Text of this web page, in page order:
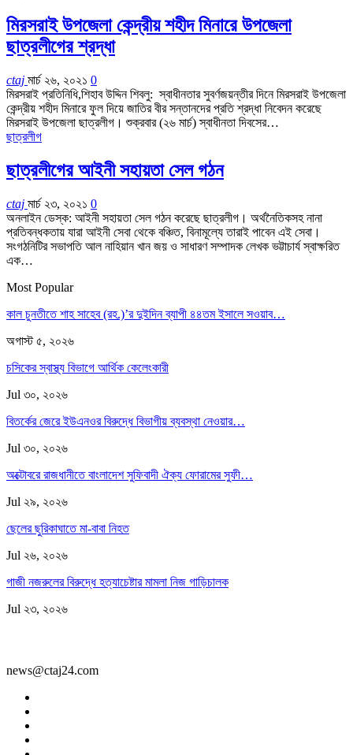
মিরসরাই উপজেলা কেন্দ্রীয় শহীদ মিনারে উপজেলা
ছাত্রলীগের শ্রদ্ধা
ctaj মার্চ ২৬, ২০২১ 0
মিরসরাই প্রতিনিধি,শিহাব উদ্দিন শিবলু: স্বাধীনতার সুবর্ণজয়ন্তীর দিনে মিরসরাই উপজেলা
কেন্দ্রীয় শহীদ মিনারে ফুল দিয়ে জাতির বীর সন্তানদের প্রতি শ্রদ্ধা নিবেদন করেছে
মিরসরাই উপজেলা ছাত্রলীগ। শুক্রবার (২৬ মার্চ) স্বাধীনতা দিবসের…
ছাত্রলীগ
ছাত্রলীগের আইনী সহায়তা সেল গঠন
ctaj মার্চ ২৩, ২০২১ 0
অনলাইন ডেস্ক: আইনী সহায়তা সেল গঠন করেছে ছাত্রলীগ। অর্থনৈতিকসহ নানা
প্রতিবন্ধকতায় যারা আইনী সেবা থেকে বঞ্চিত, বিনামূল্যে তারাই পাবেন এই সেবা।
সংগঠনিটির সভাপতি আল নাহিয়ান খান জয় ও সাধারণ সম্পাদক লেখক ভট্টাচার্য স্বাক্ষরিত
এক…
Most Popular
কাল চুনতীতে শাহ সাহেব (রহ.)’র দুইদিন ব্যাপী ৪৪তম ইসালে সওয়াব…
অগাস্ট ৫, ২০২৬
চসিকের স্বাস্থ্য বিভাগে আর্থিক কেলেংকারী
Jul ৩০, ২০২৬
বিতর্কের জেরে ইউএনওর বিরুদ্ধে বিভাগীয় ব্যবস্থা নেওয়ার…
Jul ৩০, ২০২৬
অক্টোবরে রাজধানীতে বাংলাদেশ সুফিবাদী ঐক্য ফোরামের সুফী…
Jul ২৯, ২০২৬
ছেলের ছুরিকাঘাতে মা-বাবা নিহত
Jul ২৬, ২০২৬
গাজী নজরুলের বিরুদ্ধে হত্যাচেষ্টার মামলা নিজ গাড়িচালক
Jul ২৩, ২০২৬
news@ctaj24.com